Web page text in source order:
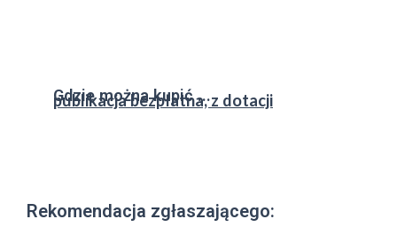
Gdzie można kupić ...
publikacja bezpłatna, z dotacji
Rekomendacja zgłaszającego: